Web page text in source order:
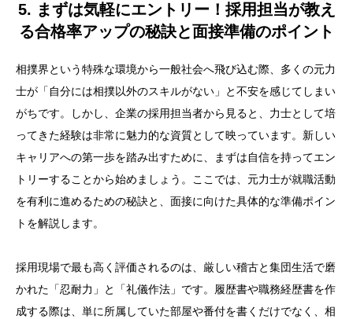
5. まずは気軽にエントリー！採用担当が教え
る合格率アップの秘訣と面接準備のポイント
相撲界という特殊な環境から一般社会へ飛び込む際、多くの元力
士が「自分には相撲以外のスキルがない」と不安を感じてしまい
がちです。しかし、企業の採用担当者から見ると、力士として培
ってきた経験は非常に魅力的な資質として映っています。新しい
キャリアへの第一歩を踏み出すために、まずは自信を持ってエン
トリーすることから始めましょう。ここでは、元力士が就職活動
を有利に進めるための秘訣と、面接に向けた具体的な準備ポイン
トを解説します。
採用現場で最も高く評価されるのは、厳しい稽古と集団生活で磨
かれた「忍耐力」と「礼儀作法」です。履歴書や職務経歴書を作
成する際は、単に所属していた部屋や番付を書くだけでなく、相